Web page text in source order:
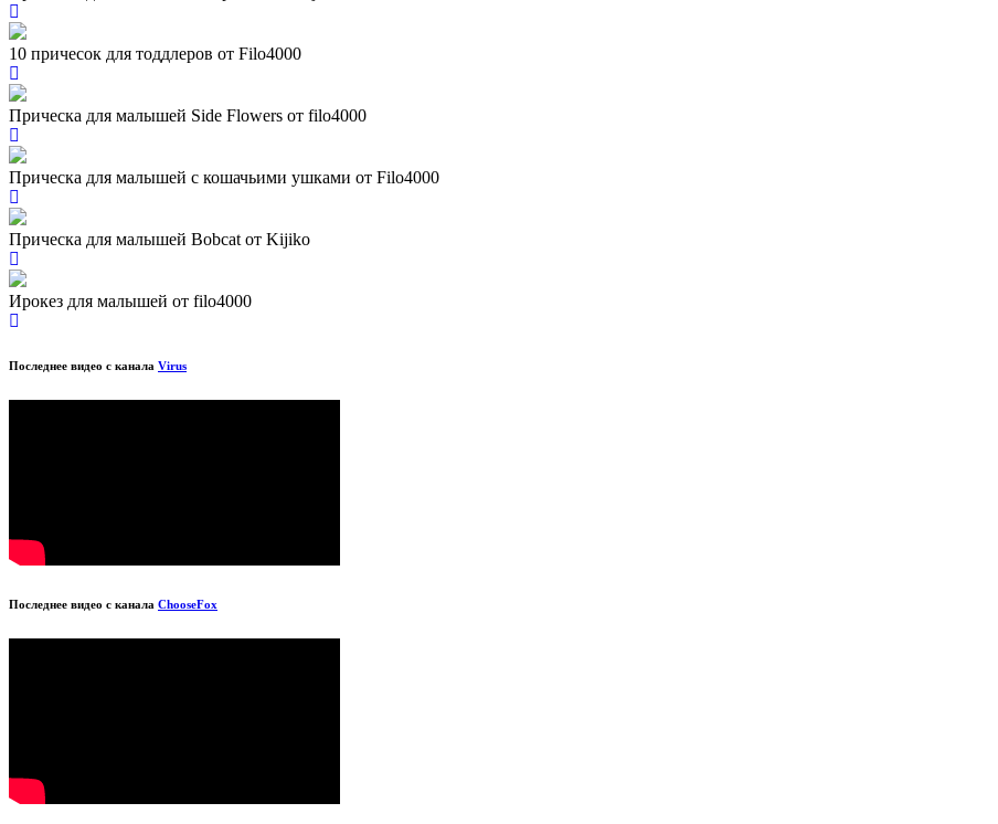
10 причесок для тоддлеров от Filo4000
Прическа для малышей Side Flowers от filo4000
Прическа для малышей с кошачьими ушками от Filo4000
Прическа для малышей Bobcat от Kijiko
Ирокез для малышей от filo4000
Последнее видео с канала Virus
Последнее видео с канала ChooseFox